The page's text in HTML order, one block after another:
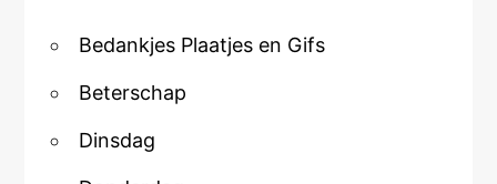
Bedankjes Plaatjes en Gifs
Beterschap
Dinsdag